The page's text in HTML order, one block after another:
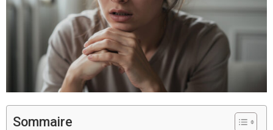
Sommaire